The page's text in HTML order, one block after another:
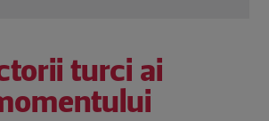
turci ai